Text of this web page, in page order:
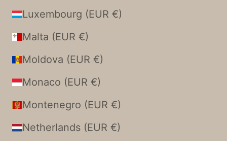
Luxembourg (EUR €)
Malta (EUR €)
Moldova (EUR €)
Monaco (EUR €)
Montenegro (EUR €)
Netherlands (EUR €)